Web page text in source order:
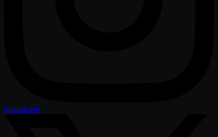
Instagram